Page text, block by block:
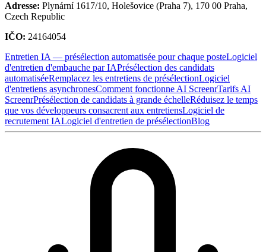
Adresse: Plynární 1617/10, Holešovice (Praha 7), 170 00 Praha,
Czech Republic
IČO: 24164054
Entretien IA — présélection automatisée pour chaque posteLogiciel
d'entretien d'embauche par IAPrésélection des candidats
automatiséeRemplacez les entretiens de présélectionLogiciel
d'entretiens asynchronesComment fonctionne AI ScreenrTarifs AI
ScreenrPrésélection de candidats à grande échelleRéduisez le temps
que vos développeurs consacrent aux entretiensLogiciel de
recrutement IALogiciel d'entretien de présélectionBlog